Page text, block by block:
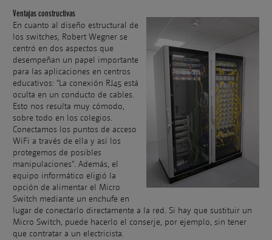
Ventajas constructivas
En cuanto al diseño estructural de
los switches, Robert Wegner se
centró en dos aspectos que
desempeñan un papel importante
para las aplicaciones en centros
educativos: "La conexión RJ45 está
oculta en un conducto de cables.
Esto nos resulta muy cómodo,
sobre todo en los colegios.
Conectamos los puntos de acceso
WiFi a través de ella y así los
protegemos de posibles
manipulaciones". Además, el
equipo informático eligió la
opción de alimentar el Micro
Switch mediante un enchufe en
lugar de conectarlo directamente a la red. Si hay que sustituir un
Micro Switch, puede hacerlo el conserje, por ejemplo, sin tener
que contratar a un electricista.